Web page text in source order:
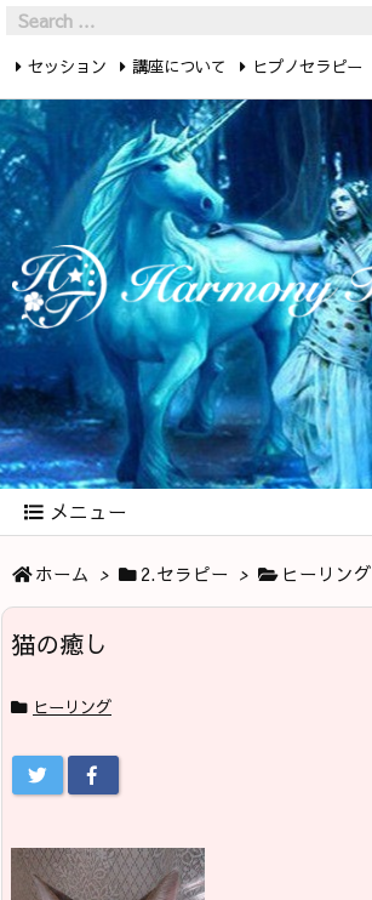
メニュー
セッション 講座について ヒプノセラピー
最新記事 お問い合わせ
ホーム > 2.セラピー > ヒーリング
猫の癒し
ヒーリング